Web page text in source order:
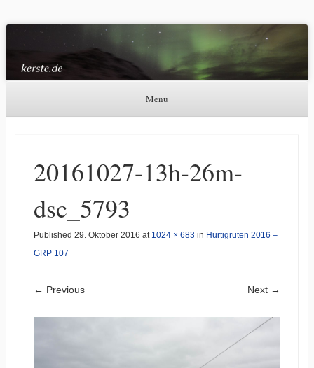
Kerste.de
Astronomie, Nordlichter und mehr
Menu
20161027-13h-26m-
dsc_5793
Published 29. Oktober 2016 at 1024 × 683 in Hurtigruten 2016 –
GRP 107
← Previous Next →